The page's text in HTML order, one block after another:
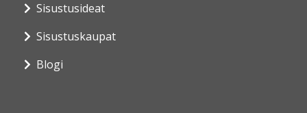
Sisustusideat
Sisustuskaupat
Blogi